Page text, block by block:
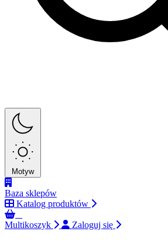
Motyw
Baza sklepów
Katalog produktów
Multikoszyk
Zaloguj się